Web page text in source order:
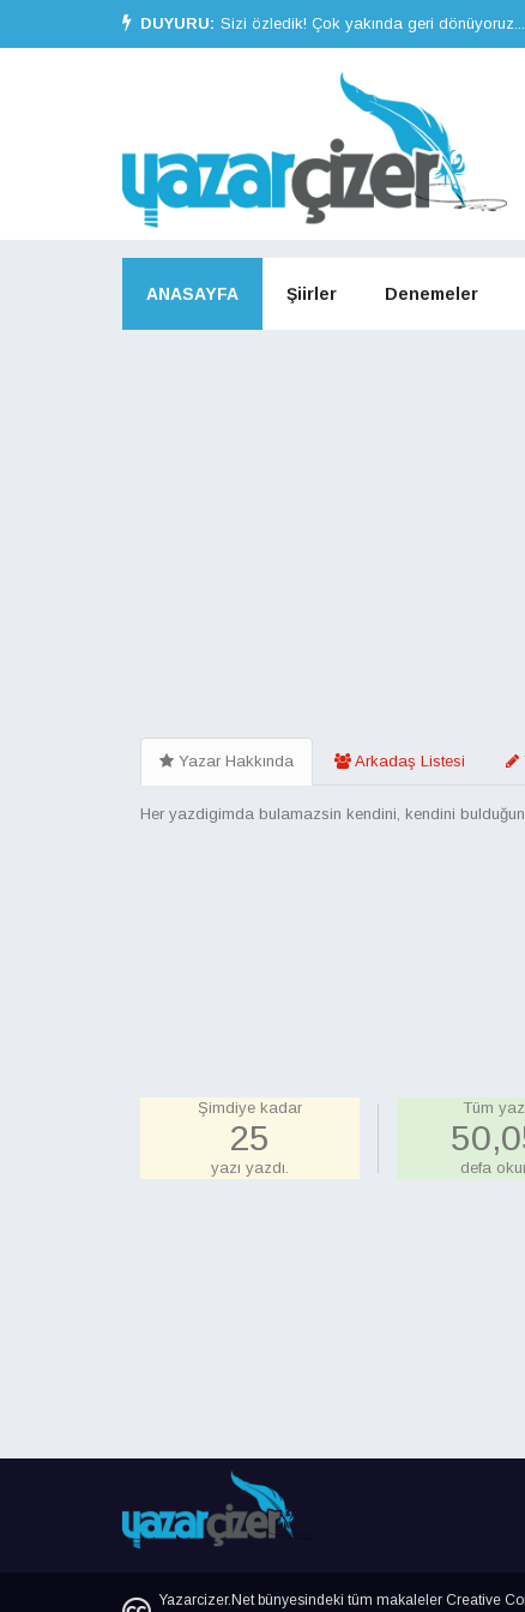
DUYURU: Sizi özledik! Çok yakında geri dönüyoruz...
ANASAYFA Şiirler Denemeler
Yazar Hakkında Arkadaş Listesi
Her yazdigimda bulamazsin kendini, kendini
Şimdiye kadar
26
yazı yazdı.
Tüm
defa
Yazarcizer.Net bünyesindeki tüm makaleler Creative